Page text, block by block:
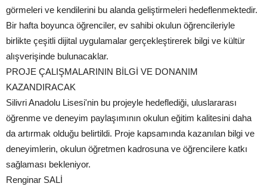
görmeleri ve kendilerini bu alanda geliştirmeleri hedeflenmektedir.
Bir hafta boyunca öğrenciler, ev sahibi okulun öğrencileriyle
birlikte çeşitli dijital uygulamalar gerçekleştirerek bilgi ve kültür
alışverişinde bulunacaklar.
PROJE ÇALIŞMALARININ BİLGİ VE DONANIM
KAZANDIRACAK
Silivri Anadolu Lisesi'nin bu projeyle hedeflediği, uluslararası
öğrenme ve deneyim paylaşımının okulun eğitim kalitesini daha
da artırmak olduğu belirtildi. Proje kapsamında kazanılan bilgi ve
deneyimlerin, okulun öğretmen kadrosuna ve öğrencilere katkı
sağlaması bekleniyor.
Renginar SALİ